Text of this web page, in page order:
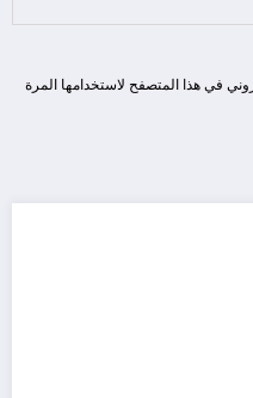
في هذا المتصفح لاستخدامها المرة